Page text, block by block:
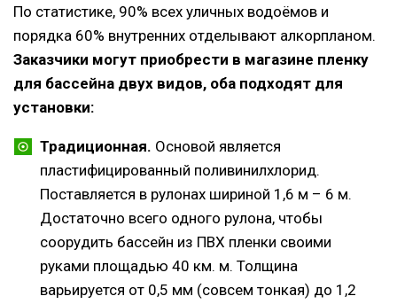
По статистике, 90% всех уличных водоёмов и
порядка 60% внутренних отделывают алкорпланом.
Заказчики могут приобрести в магазине пленку
для бассейна двух видов, оба подходят для
установки:
Традиционная. Основой является
пластифицированный поливинилхлорид.
Поставляется в рулонах шириной 1,6 м – 6 м.
Достаточно всего одного рулона, чтобы
соорудить бассейн из ПВХ пленки своими
руками площадью 40 км. м. Толщина
варьируется от 0,5 мм (совсем тонкая) до 1,2